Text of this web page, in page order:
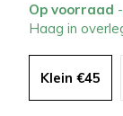
Op voorraad
Haag in
Klein €45